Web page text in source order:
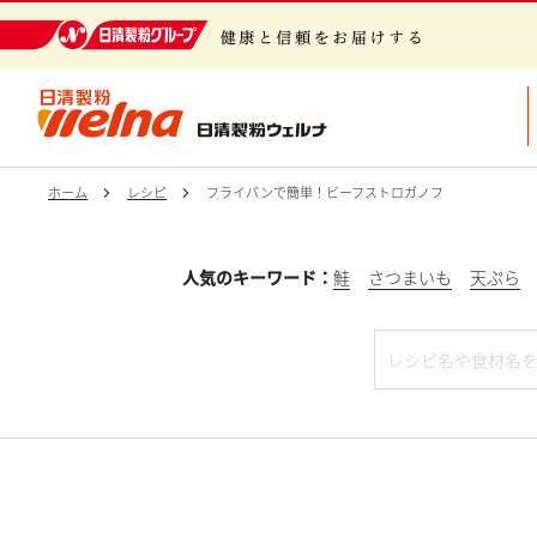
ホーム レシピ フライパンで簡単！ビーフストロガノフ
人気のキーワード： 鮭 さつまいも 天ぷら